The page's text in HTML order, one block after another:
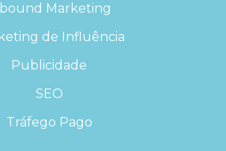
Marketing
de Influência
Publicidade
SEO
Tráfego Pago